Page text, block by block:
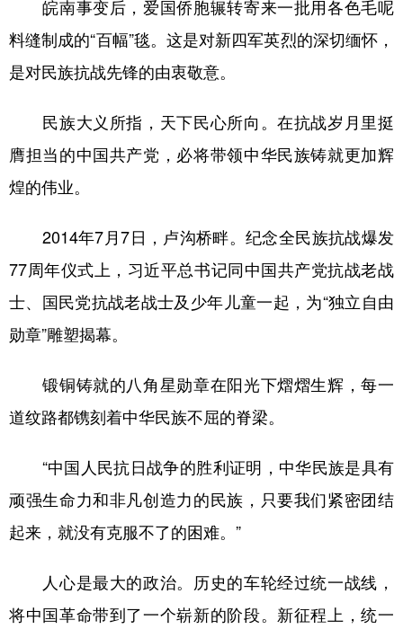
皖南事变后，爱国侨胞辗转寄来一批用各色毛呢
料缝制成的“百幅”毯。这是对新四军英烈的深切缅怀，
是对民族抗战先锋的由衷敬意。
民族大义所指，天下民心所向。在抗战岁月里挺
膺担当的中国共产党，必将带领中华民族铸就更加辉
煌的伟业。
2014年7月7日，卢沟桥畔。纪念全民族抗战爆发
77周年仪式上，习近平总书记同中国共产党抗战老战
士、国民党抗战老战士及少年儿童一起，为“独立自由
勋章”雕塑揭幕。
锻铜铸就的八角星勋章在阳光下熠熠生辉，每一
道纹路都镌刻着中华民族不屈的脊梁。
“中国人民抗日战争的胜利证明，中华民族是具有
顽强生命力和非凡创造力的民族，只要我们紧密团结
起来，就没有克服不了的困难。”
人心是最大的政治。历史的车轮经过统一战线，
将中国革命带到了一个崭新的阶段。新征程上，统一